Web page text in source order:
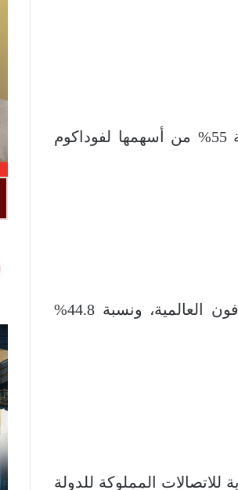
وأعلنت مجموعة فودافون فى نوفمبر الماضي، نيتها نقل ملكية 55% من أسهمها لفوداكوم
بتوزع هيكل ملكية شركة فوافون مصر بين 55% لشركة فودافون العالمية، ونسبة 44.8%
المملوكة للدولة